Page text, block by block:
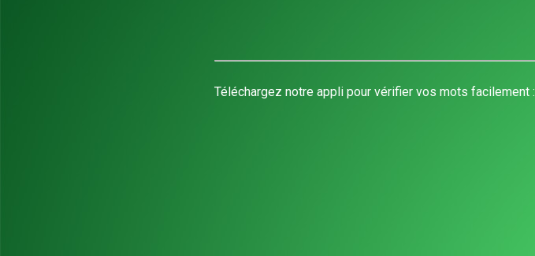
Téléchargez notre appli pour vérifier vos mots facilement :